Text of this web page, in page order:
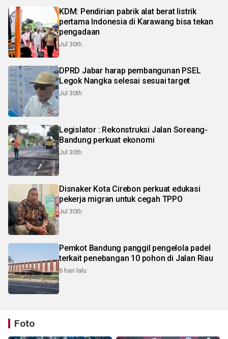
KDM: Pendirian pabrik alat berat listrik
pertama Indonesia di Karawang bisa tekan
pengadaan
Jul 30th
DPRD Jabar harap pembangunan PSEL
Legok Nangka selesai sesuai target
Jul 30th
Legislator : Rekonstruksi Jalan Soreang-
Bandung perkuat ekonomi
Jul 30th
Disnaker Kota Cirebon perkuat edukasi
pekerja migran untuk cegah TPPO
Jul 30th
Pemkot Bandung panggil pengelola padel
terkait penebangan 10 pohon di Jalan Riau
6 hari lalu
Foto